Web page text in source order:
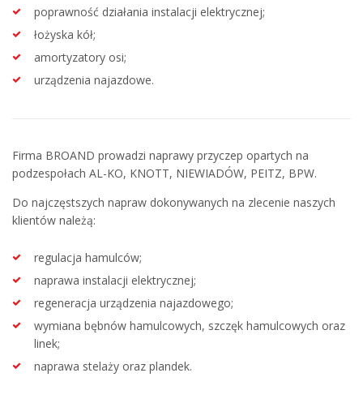
poprawność działania instalacji elektrycznej;
łożyska kół;
amortyzatory osi;
urządzenia najazdowe.
Firma BROAND prowadzi naprawy przyczep opartych na
podzespołach AL-KO, KNOTT, NIEWIADÓW, PEITZ, BPW.
Do najczęstszych napraw dokonywanych na zlecenie naszych
klientów należą:
regulacja hamulców;
naprawa instalacji elektrycznej;
regeneracja urządzenia najazdowego;
wymiana bębnów hamulcowych, szczęk hamulcowych oraz
linek;
naprawa stelaży oraz plandek.